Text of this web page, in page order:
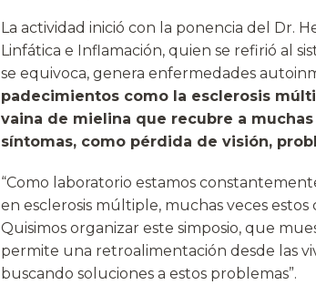
La actividad inició con la ponencia del Dr.
Linfática e Inflamación, quien se refirió al
se equivoca, genera enfermedades
padecimientos como la esclerosis
vaina de mielina que recubre a
síntomas, como pérdida de visión,
“Como laboratorio estamos
en esclerosis múltiple, muchas veces
Quisimos organizar este simposio, que
permite una retroalimentación desde las
buscando soluciones a estos problemas”.